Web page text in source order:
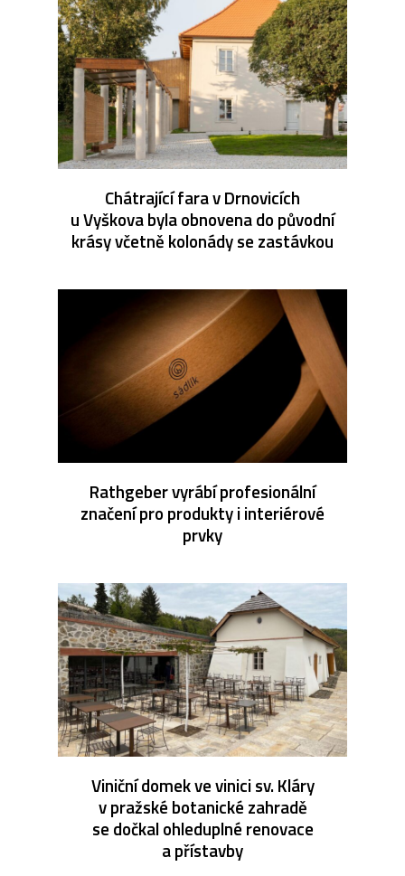
Chátrající fara v Drnovicích
u Vyškova byla obnovena do původní
krásy včetně kolonády se zastávkou
Rathgeber vyrábí profesionální
značení pro produkty i interiérové
prvky
Viniční domek ve vinici sv. Kláry
v pražské botanické zahradě
se dočkal ohleduplné renovace
a přístavby